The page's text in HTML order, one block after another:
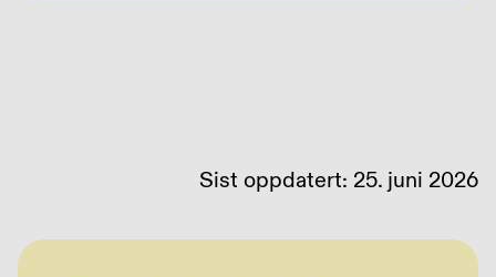
Sist oppdatert: 25. juni 2026